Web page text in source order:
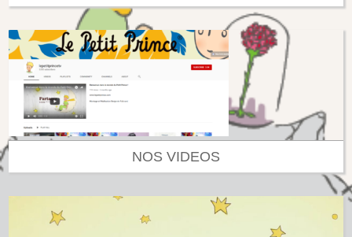
NOS VIDEOS